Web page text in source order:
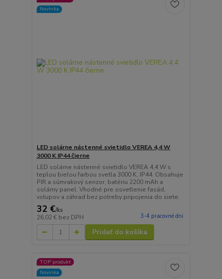
Novinka
LED solárne nástenné svietidlo VEREA 4,4 W
3000 K IP44 čierne
LED solárne nástenné svietidlo VEREA 4,4 W s
teplou bielou farbou svetla 3000 K, IP44. Obsahuje
PIR a súmrakový senzor, batériu 2200 mAh a
solárny panel. Vhodné pre osvetlenie fasád,
vstupov a záhrad bez potreby pripojenia do siete.
32 €/ks
26,02 € bez DPH 3-4 pracovné dni
Pridať do košíka
TOP produkt
Novinka